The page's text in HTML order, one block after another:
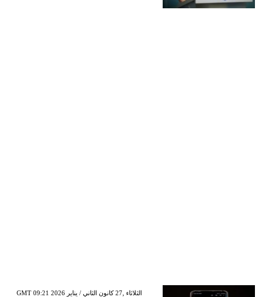
GMT 09:21 2026 الثلاثاء ,27 كانون الثاني / يناير